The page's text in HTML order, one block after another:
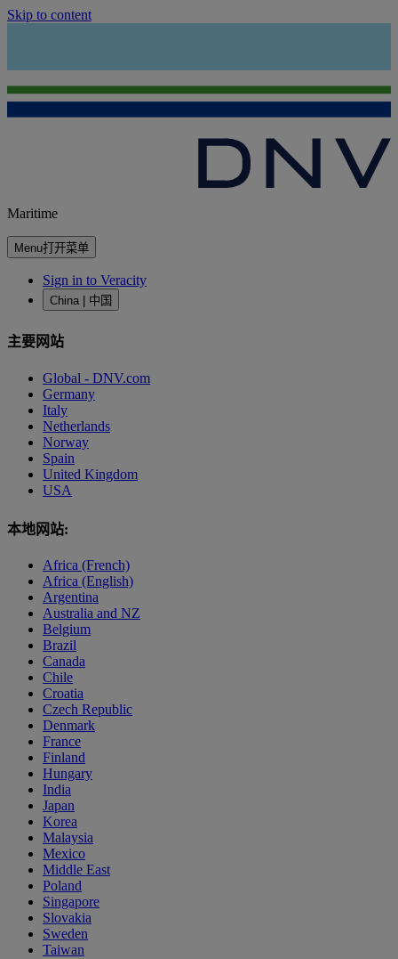
Skip to content
Maritime
Menu打开菜单
Sign in to Veracity
China | 中国
主要网站
Global - DNV.com
Germany
Italy
Netherlands
Norway
Spain
United Kingdom
USA
本地网站:
Africa (French)
Africa (English)
Argentina
Australia and NZ
Belgium
Brazil
Canada
Chile
Croatia
Czech Republic
Denmark
France
Finland
Hungary
India
Japan
Korea
Malaysia
Mexico
Middle East
Poland
Singapore
Slovakia
Sweden
Taiwan